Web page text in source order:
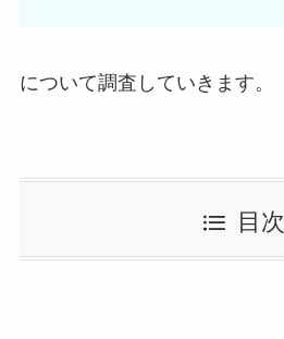
について調査していきます。
目次